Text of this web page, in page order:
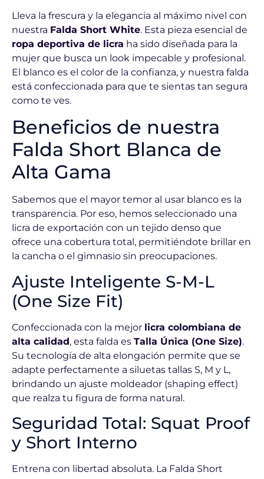
Lleva la frescura y la elegancia al máximo nivel con
nuestra Falda Short White. Esta pieza esencial de
ropa deportiva de licra ha sido diseñada para la
mujer que busca un look impecable y profesional.
El blanco es el color de la confianza, y nuestra falda
está confeccionada para que te sientas tan segura
como te ves.
Beneficios de nuestra
Falda Short Blanca de
Alta Gama
Sabemos que el mayor temor al usar blanco es la
transparencia. Por eso, hemos seleccionado una
licra de exportación con un tejido denso que
ofrece una cobertura total, permitiéndote brillar en
la cancha o el gimnasio sin preocupaciones.
Ajuste Inteligente S-M-L
(One Size Fit)
Confeccionada con la mejor licra colombiana de
alta calidad, esta falda es Talla Única (One Size).
Su tecnología de alta elongación permite que se
adapte perfectamente a siluetas tallas S, M y L,
brindando un ajuste moldeador (shaping effect)
que realza tu figura de forma natural.
Seguridad Total: Squat Proof
y Short Interno
Entrena con libertad absoluta. La Falda Short